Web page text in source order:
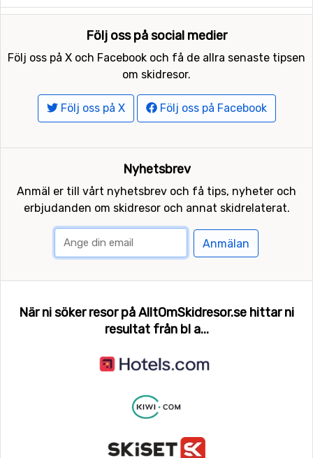
Följ oss på social medier
Följ oss på X och Facebook och få de allra senaste tipsen
om skidresor.
Följ oss på X Följ oss på Facebook
Nyhetsbrev
Anmäl er till vårt nyhetsbrev och få tips, nyheter och
erbjudanden om skidresor och annat skidrelaterat.
Anmälan
När ni söker resor på AlltOmSkidresor.se hittar ni
resultat från bl a...